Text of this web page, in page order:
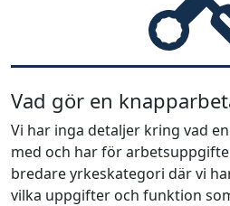
Vad gör en
Vi har inga detaljer kring vad
med och har för
bredare yrkeskategori där vi
vilka uppgifter och funktion